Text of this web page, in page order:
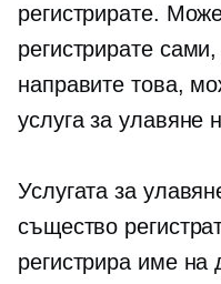
регистрирате.
регистрирате
направите това,
услуга за улавяне
Услугата за
същество
регистрира име на